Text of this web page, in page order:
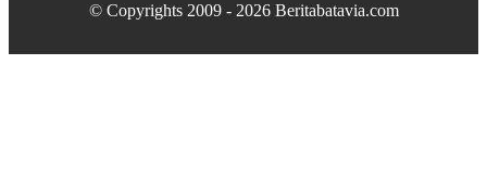
© Copyrights 2009 - 2026 Beritabatavia.com